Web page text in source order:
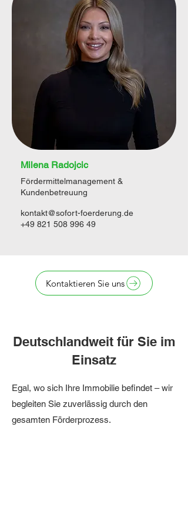
Milena Radojcic
Fördermittelmanagement &
Kundenbetreuung
kontakt@sofort-foerderung.de
+49 821 508 996 49
Kontaktieren Sie uns
Deutschlandweit für Sie im
Einsatz
Egal, wo sich Ihre Immobilie befindet – wir
begleiten Sie zuverlässig durch den
gesamten Förderprozess.